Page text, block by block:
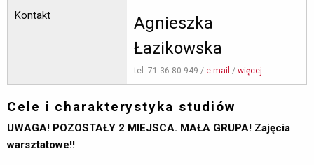
Kontakt
Agnieszka
Łazikowska
tel. 71 36 80 949 / e-mail / więcej
Cele i charakterystyka studiów
UWAGA! POZOSTAŁY 2 MIEJSCA. MAŁA GRUPA! Zajęcia
warsztatowe!!